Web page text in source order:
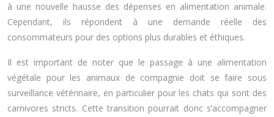
à une nouvelle hausse des dépenses en alimentation animale.
Cependant, ils répondent à une demande réelle des
consommateurs pour des options plus durables et éthiques.
Il est important de noter que le passage à une alimentation
végétale pour les animaux de compagnie doit se faire sous
surveillance vétérinaire, en particulier pour les chats qui sont des
carnivores stricts. Cette transition pourrait donc s’accompagner